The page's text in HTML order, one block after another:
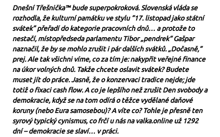
Dnešní Třešnička™ bude superpokroková. Slovenská vláda se
rozhodla, že kulturní památku ve stylu “17. listopad jako státní
svátek” přeřadí do kategorie pracovních dnů… a protože to
nestačí, místopředseda parlamentu Tibor „pendrek“ Gašpar
naznačil, že by se mohlo zrušit i pár dalších svátků. „Dočasně,“
prej. Ale tak všichni víme, co za tím je: nakypřit veřejné finance
na úkor volných dnů. Takže chcete oslavit svátek? Budete
muset jít do práce. Jasně, že o konzervaci tradice nejde; jde
totiž o fixaci cash flow. A co je lepšího než zrušit Den svobody a
demokracie, když se na tom odírá o těžce vydělané daňové
koruny (nebo Eura samosebou)? A víte co? Tohle je přesně ten
syrový typický cynismus, co frčí u nás na valka.online už 1292
dní – demokracie se slaví… v práci.